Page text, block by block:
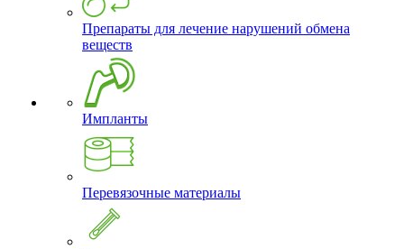
Препараты для лечение нарушений обмена
веществ
Импланты
Перевязочные материалы